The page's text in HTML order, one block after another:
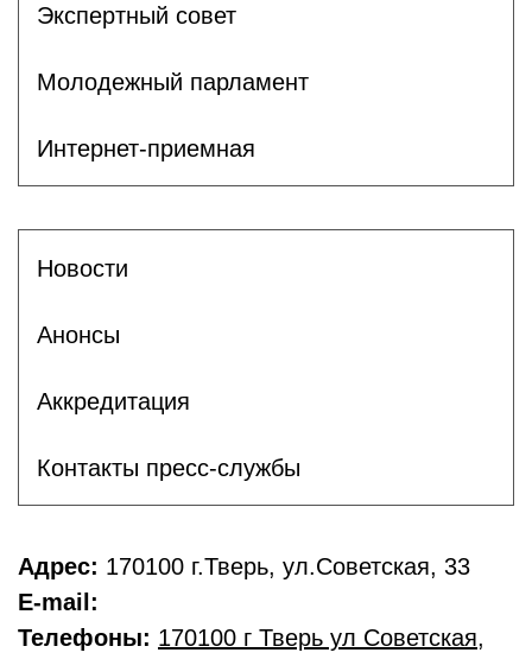
Экспертный совет
Молодежный парламент
Интернет-приемная
Новости
Анонсы
Аккредитация
Контакты пресс-службы
Адрес: 170100 г.Тверь, ул.Советская, 33
E-mail:
Телефоны: 170100 г Тверь ул Советская,